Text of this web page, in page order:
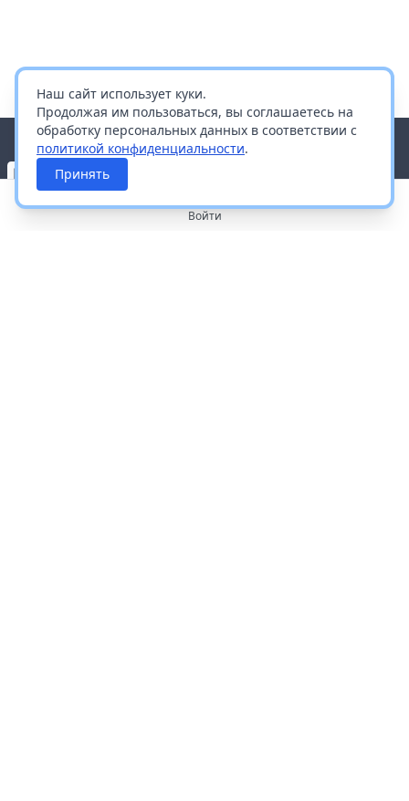
Наш сайт использует куки.
Продолжая им пользоваться, вы соглашаетесь на
обработку персональных данных в соответствии с
политикой конфиденциальности.
Принять
Войти